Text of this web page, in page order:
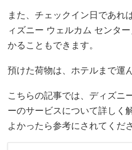
また、チェックイン日であれ
ィズニー ウェルカム センタ
かることもできます。
預けた荷物は、ホテルまで運
こちらの記事では、ディズニ
ーのサービスについて詳しく
よかったら参考にされてくださ